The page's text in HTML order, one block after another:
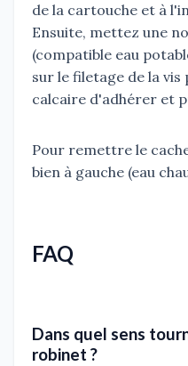
de la cartouche et à
Ensuite, mettez une
(compatible eau
sur le filetage de la vis
calcaire d'adhérer et
Pour remettre le
bien à gauche (eau
FAQ
Dans quel sens
robinet ?